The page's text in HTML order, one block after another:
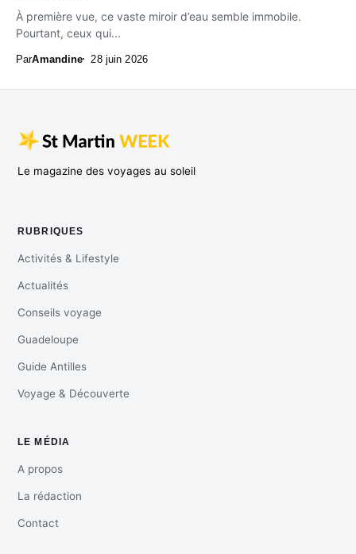
À première vue, ce vaste miroir d’eau semble immobile.
Pourtant, ceux qui...
ParAmandine 28 juin 2026
Le magazine des voyages au soleil
RUBRIQUES
Activités & Lifestyle
Actualités
Conseils voyage
Guadeloupe
Guide Antilles
Voyage & Découverte
LE MÉDIA
A propos
La rédaction
Contact